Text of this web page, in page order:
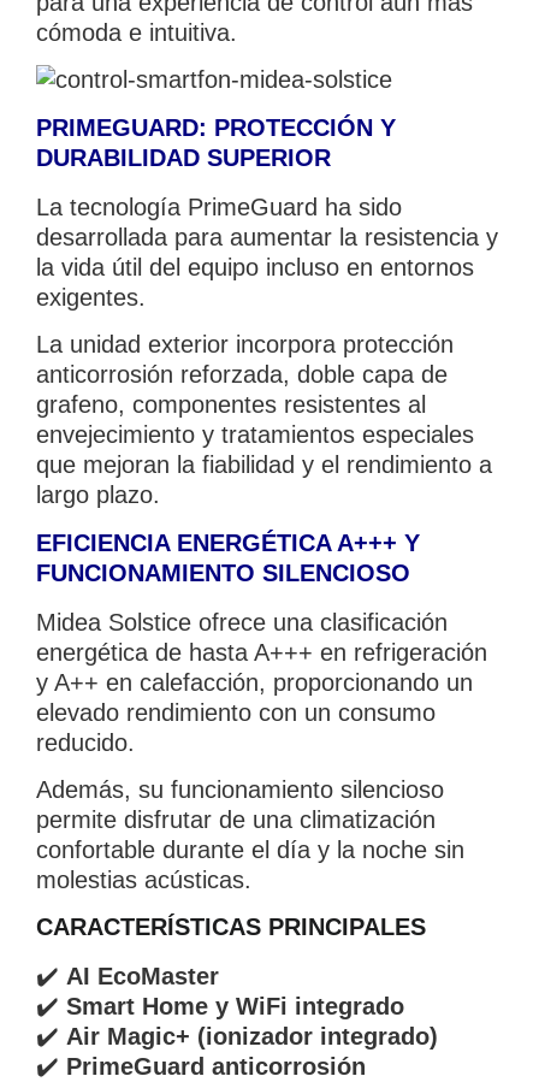
cómoda e intuitiva.
PRIMEGUARD: PROTECCIÓN Y
DURABILIDAD SUPERIOR
La tecnología PrimeGuard ha sido
desarrollada para aumentar la resistencia y
la vida útil del equipo incluso en entornos
exigentes.
La unidad exterior incorpora protección
anticorrosión reforzada, doble capa de
grafeno, componentes resistentes al
envejecimiento y tratamientos especiales
que mejoran la fiabilidad y el rendimiento a
largo plazo.
EFICIENCIA ENERGÉTICA A+++ Y
FUNCIONAMIENTO SILENCIOSO
Midea Solstice ofrece una clasificación
energética de hasta A+++ en refrigeración
y A++ en calefacción, proporcionando un
elevado rendimiento con un consumo
reducido.
Además, su funcionamiento silencioso
permite disfrutar de una climatización
confortable durante el día y la noche sin
molestias acústicas.
CARACTERÍSTICAS PRINCIPALES
✔️ AI EcoMaster
✔️ Smart Home y WiFi integrado
✔️ Air Magic+ (ionizador integrado)
✔️ PrimeGuard anticorrosión